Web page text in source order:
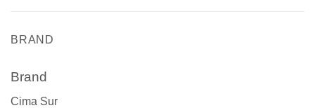
BRAND
Brand
Cima Sur